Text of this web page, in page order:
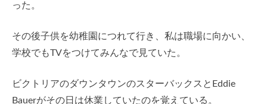
った。
その後子供を幼稚園につれて行き、私は職場に向かい、
学校でもTVをつけてみんなで見ていた。
ビクトリアのダウンタウンのスターバックスとEddie
Bauerがその日は休業していたのを覚えている。